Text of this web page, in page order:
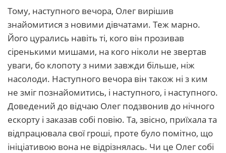
Тому, наступного вечора, Олег вирішив
знайомитися з новими дівчатами. Теж марно.
Його цурались навіть ті, кого він прозивав
сіренькими мишами, на кого ніколи не звертав
уваги, бо клопоту з ними завжди більше, ніж
насолоди. Наступного вечора він також ні з ким
не зміг познайомитись, і наступного, і наступного.
Доведений до відчаю Олег подзвонив до нічного
ескорту і заказав собі повію. Та, звісно, приїхала та
відпрацювала свої гроші, проте було помітно, що
ініціативою вона не відрізнялась. Чи це Олег собі